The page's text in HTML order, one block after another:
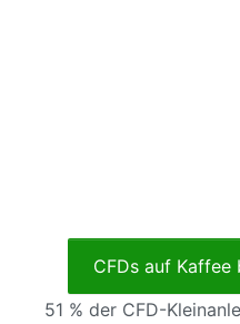
CFDs auf Kaffee
51 % der CFD-